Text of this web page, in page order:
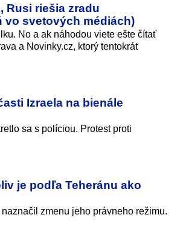
Rusi riešia zradu
vo svetových médiách)
No a ak náhodou viete ešte čítať
a Novinky.cz, ktorý tentokrát
Izraela na bienále
sa s políciou. Protest proti
je podľa Teheránu ako
zmenu jeho právneho režimu.